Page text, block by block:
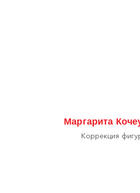
Маргарита
Коррекция